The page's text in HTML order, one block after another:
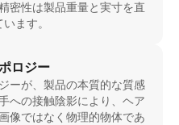
密性は製品重量と実寸を直
ます。
ロジー
ーが、製品の本質的な質感
への接触陰影により、ヘア
像ではなく物理的物体であ